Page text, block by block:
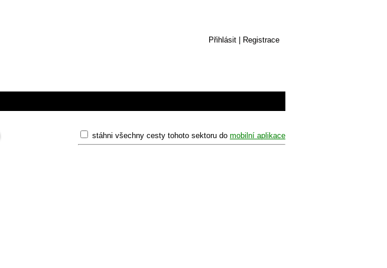
Přihlásit Registrace
stáhni všechny cesty tohoto sektoru do mobilní aplikace